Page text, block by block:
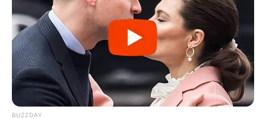
BUZZDAY